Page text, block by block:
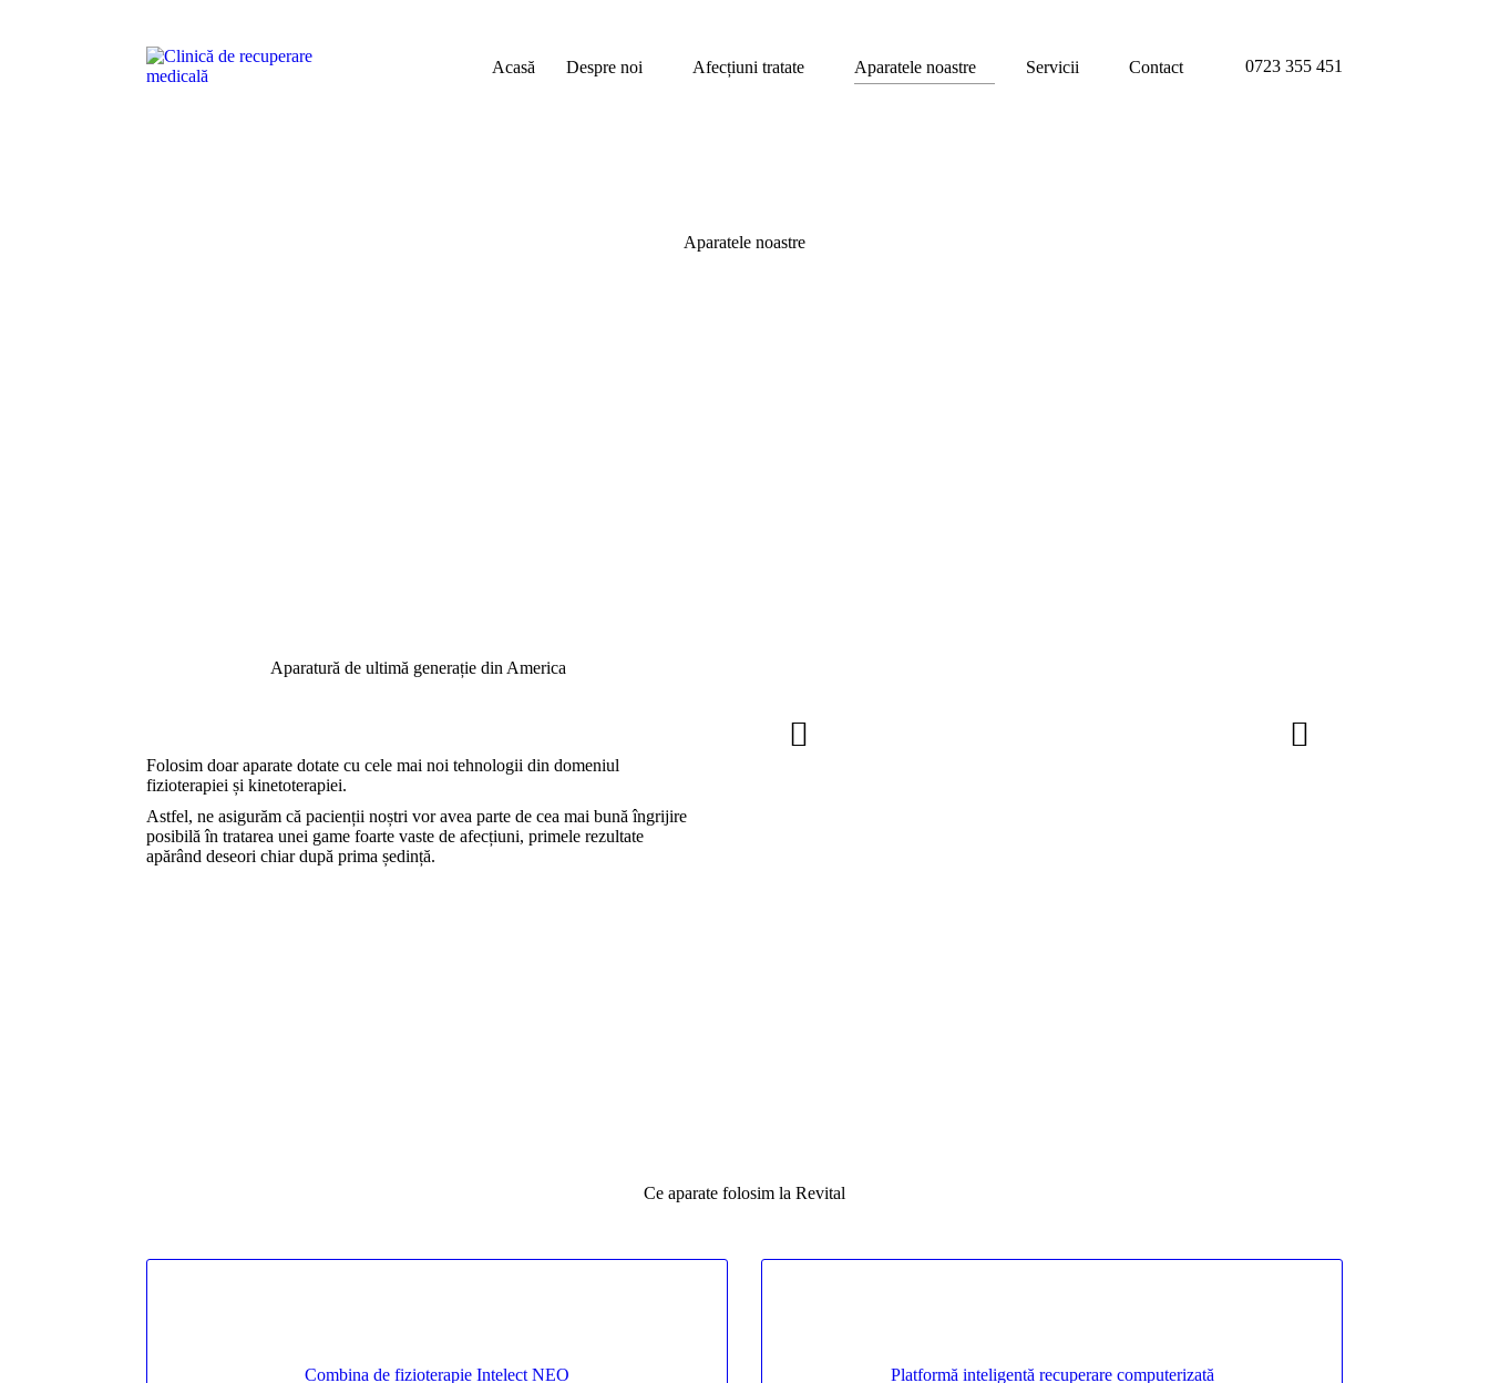
Acasă Despre noi Afecțiuni tratate Aparatele noastre Servicii Contact 0723 355 451
Aparatele noastre
Aparatură de ultimă generație din America
Folosim doar aparate dotate cu cele mai noi tehnologii din domeniul
fizioterapiei și kinetoterapiei.
Astfel, ne asigurăm că pacienții noștri vor avea parte de cea mai bună îngrijire
posibilă în tratarea unei game foarte vaste de afecțiuni, primele rezultate
apărând deseori chiar după prima ședință.
Ce aparate folosim la Revital
Combina de fizioterapie Intelect NEO Platformă inteligentă recuperare computerizată